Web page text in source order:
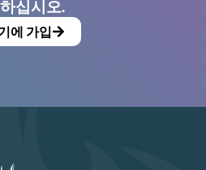
십시오.
에 가입